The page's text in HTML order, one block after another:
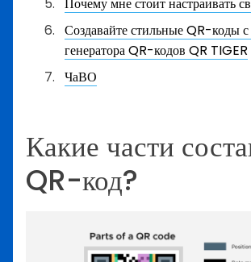
Создавайте стильные QR-коды
генератора QR-кодов QR TIGER
ЧаВО
Какие части
QR-код?